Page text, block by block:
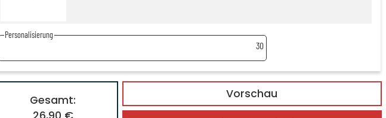
Personalisierung
30
Vorschau
Gesamt: